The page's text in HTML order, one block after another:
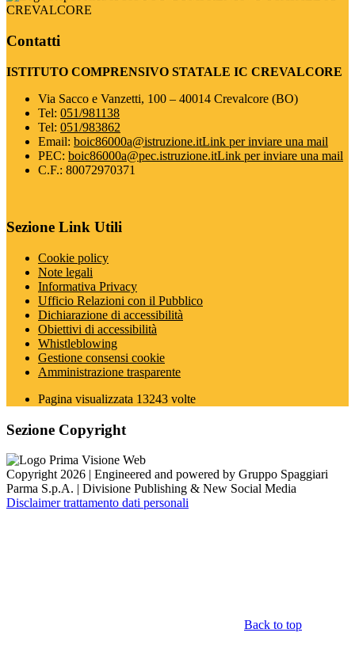
CREVALCORE
Contatti
ISTITUTO COMPRENSIVO STATALE IC CREVALCORE
Via Sacco e Vanzetti, 100 – 40014 Crevalcore (BO)
Tel: 051/981138
Tel: 051/983862
Email: boic86000a@istruzione.itLink per inviare una mail
PEC: boic86000a@pec.istruzione.itLink per inviare una mail
C.F.: 80072970371
Sezione Link Utili
Cookie policy
Note legali
Informativa Privacy
Ufficio Relazioni con il Pubblico
Dichiarazione di accessibilità
Obiettivi di accessibilità
Whistleblowing
Gestione consensi cookie
Amministrazione trasparente
Pagina visualizzata 13243 volte
Sezione Copyright
Copyright 2026 | Engineered and powered by Gruppo Spaggiari
Parma S.p.A. | Divisione Publishing & New Social Media
Disclaimer trattamento dati personali
Back to top